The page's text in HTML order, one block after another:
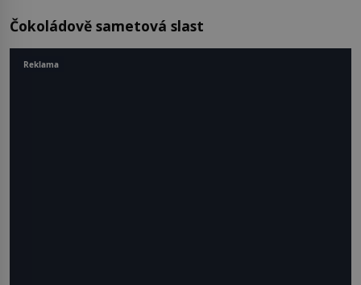
Čokoládově sametová slast
Reklama